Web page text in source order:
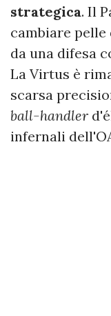
strategica. Il
cambiare
da una difesa
La Virtus è
scarsa
ball-handler
infernali